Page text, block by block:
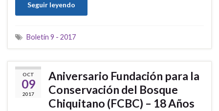
Seguir leyendo
Boletín 9 - 2017
OCT
09
2017
Aniversario Fundación para la
Conservación del Bosque
Chiquitano (FCBC) – 18 Años